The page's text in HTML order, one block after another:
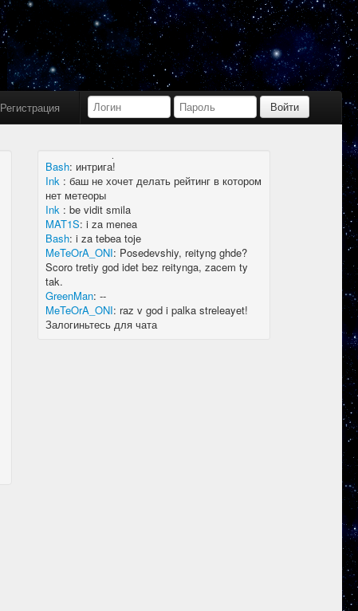
Регистрация
Bash : limboid, заходил бы в Дискорд не
пропустил бы.
Ink
limboid, сейчас как бы всё сообщество
в дискорде, там всегда инфа самая
актуальная
k7.Gladiator : yoyo
Ink:yoyo
MAT1S
гладиатор = бв нагибатор?
Ink:на 20 лей игратор
Bash: интрига!
Ink :баш не хочет делать рейтинг в котором
нет метеоры
Ink :be vidit smila
MAT1S:i za menea
Bash:i za tebea toje
MeTeOrA_ONI: Posedevshiy, reityng ghde?
Scoro tretiy god idet bez reitynga, zacem ty
tak.
GreenMan:--
MeTeOrA_ONI: raz v god i palka streleayet!
Залогиньтесь для чата